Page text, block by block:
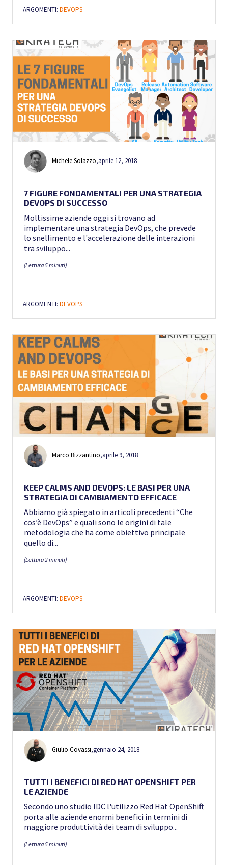
ARGOMENTI: DEVOPS
Michele Solazzo,aprile 12, 2018
7 FIGURE FONDAMENTALI PER UNA STRATEGIA
DEVOPS DI SUCCESSO
Moltissime aziende oggi si trovano ad
implementare una strategia DevOps, che prevede
lo snellimento e l'accelerazione delle interazioni
tra sviluppo...
(Lettura 5 minuti)
ARGOMENTI: DEVOPS
Marco Bizzantino,aprile 9, 2018
KEEP CALMS AND DEVOPS: LE BASI PER UNA
STRATEGIA DI CAMBIAMENTO EFFICACE
Abbiamo già spiegato in articoli precedenti “Che
cos’è DevOps” e quali sono le origini di tale
metodologia che ha come obiettivo principale
quello di...
(Lettura 2 minuti)
ARGOMENTI: DEVOPS
Giulio Covassi,gennaio 24, 2018
TUTTI I BENEFICI DI RED HAT OPENSHIFT PER
LE AZIENDE
Secondo uno studio IDC l'utilizzo Red Hat OpenShift
porta alle aziende enormi benefici in termini di
maggiore produttività dei team di sviluppo...
(Lettura 5 minuti)